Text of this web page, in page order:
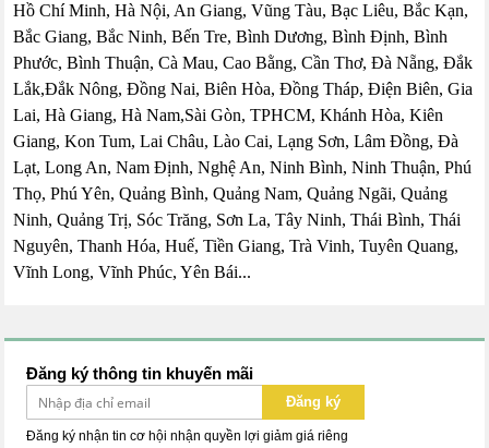
Hồ Chí Minh, Hà Nội, An Giang, Vũng Tàu, Bạc Liêu, Bắc Kạn,
Bắc Giang, Bắc Ninh, Bến Tre, Bình Dương, Bình Định, Bình
Phước, Bình Thuận, Cà Mau, Cao Bằng, Cần Thơ, Đà Nẵng, Đắk
Lắk,Đắk Nông, Đồng Nai, Biên Hòa, Đồng Tháp, Điện Biên, Gia
Lai, Hà Giang, Hà Nam,Sài Gòn, TPHCM, Khánh Hòa, Kiên
Giang, Kon Tum, Lai Châu, Lào Cai, Lạng Sơn, Lâm Đồng, Đà
Lạt, Long An, Nam Định, Nghệ An, Ninh Bình, Ninh Thuận, Phú
Thọ, Phú Yên, Quảng Bình, Quảng Nam, Quảng Ngãi, Quảng
Ninh, Quảng Trị, Sóc Trăng, Sơn La, Tây Ninh, Thái Bình, Thái
Nguyên, Thanh Hóa, Huế, Tiền Giang, Trà Vinh, Tuyên Quang,
Vĩnh Long, Vĩnh Phúc, Yên Bái...
Đăng ký thông tin khuyến mãi
Đăng ký
Đăng ký nhận tin cơ hội nhận quyền lợi giảm giá riêng